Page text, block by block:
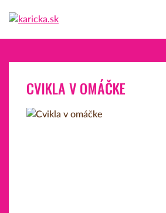
CVIKLA V OMÁČKE